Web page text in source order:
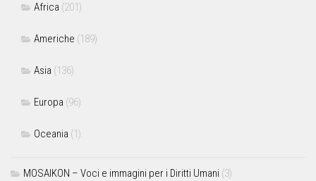
Africa (201)
Americhe (189)
Asia (136)
Europa (96)
Oceania (1)
MOSAIKON – Voci e immagini per i Diritti Umani (3)